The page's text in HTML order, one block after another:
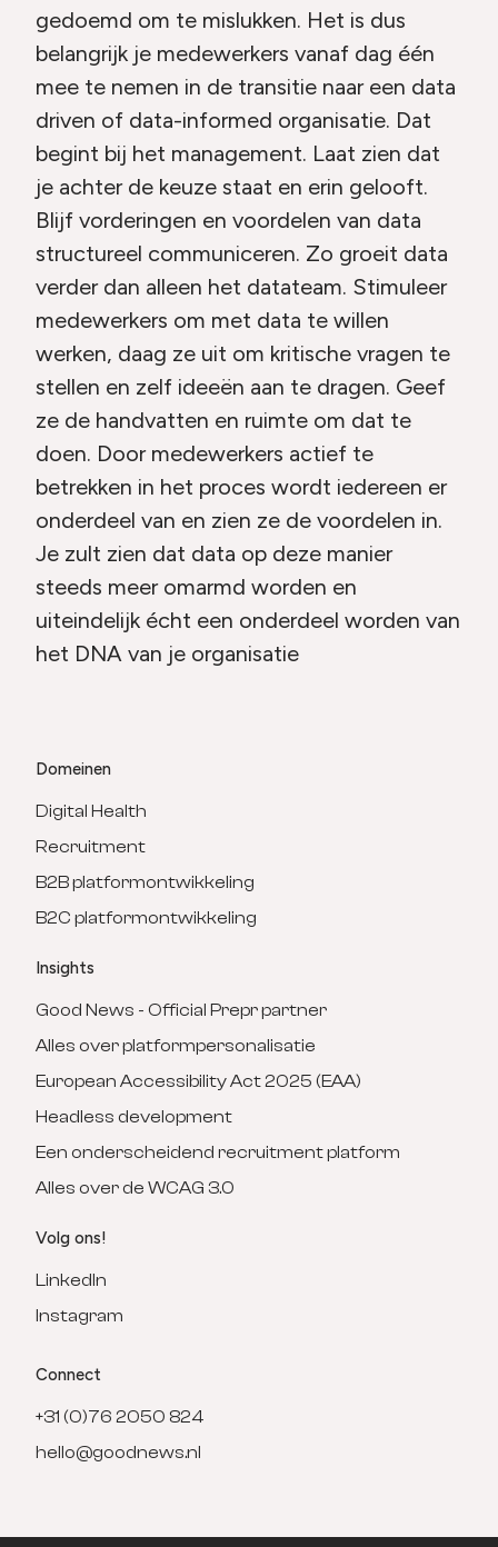
gedoemd om te mislukken. Het is dus
belangrijk je medewerkers vanaf dag één
mee te nemen in de transitie naar een data
driven of data-informed organisatie. Dat
begint bij het management. Laat zien dat
je achter de keuze staat en erin gelooft.
Blijf vorderingen en voordelen van data
structureel communiceren. Zo groeit data
verder dan alleen het datateam. Stimuleer
medewerkers om met data te willen
werken, daag ze uit om kritische vragen te
stellen en zelf ideeën aan te dragen. Geef
ze de handvatten en ruimte om dat te
doen. Door medewerkers actief te
betrekken in het proces wordt iedereen er
onderdeel van en zien ze de voordelen in.
Je zult zien dat data op deze manier
steeds meer omarmd worden en
uiteindelijk écht een onderdeel worden van
het DNA van je organisatie
Domeinen
Digital Health
Recruitment
B2B platformontwikkeling
B2C platformontwikkeling
Insights
Good News - Official Prepr partner
Alles over platformpersonalisatie
European Accessibility Act 2025 (EAA)
Headless development
Een onderscheidend recruitment platform
Alles over de WCAG 3.0
Volg ons!
LinkedIn
Instagram
Connect
+31 (0)76 2050 824
hello@goodnews.nl